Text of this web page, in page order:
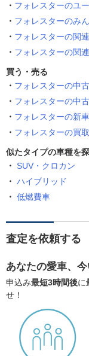
フォレスターのユ
フォレスターのみ
フォレスターの関
フォレスターの関
買う・売る
フォレスターの中
フォレスターの中
フォレスターの新
フォレスターの買
似たタイプの車種を
SUV・クロカン
ハイブリッド
低燃費車
査定を依頼する
あなたの愛車、今
申込み最短3時間後に
せ！